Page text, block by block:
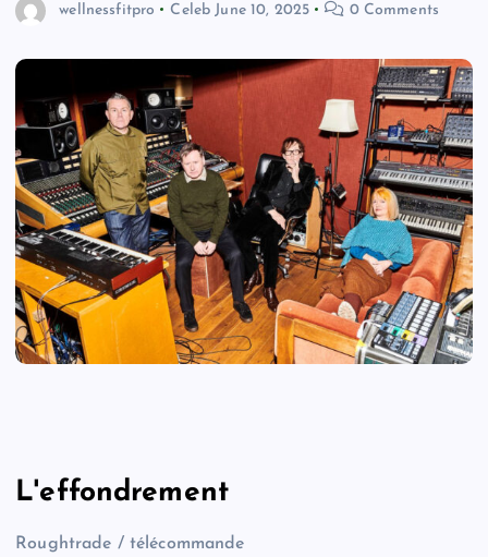
wellnessfitpro Celeb June 10, 2025 0 Comments
L'effondrement
Roughtrade / télécommande